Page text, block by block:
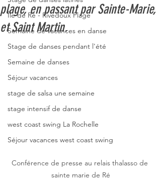
Île de Ré - Rivedoux Plage
Semaine de vacances en danse
Stage de danses pendant l'été
Semaine de danses
Séjour vacances
stage de salsa une semaine
stage intensif de danse
west coast swing La Rochelle
Séjour vacances west coast swing
plage, en passant par Sainte-Marie,
et Saint Martin.
Conférence de presse au relais thalasso de
sainte marie de Ré